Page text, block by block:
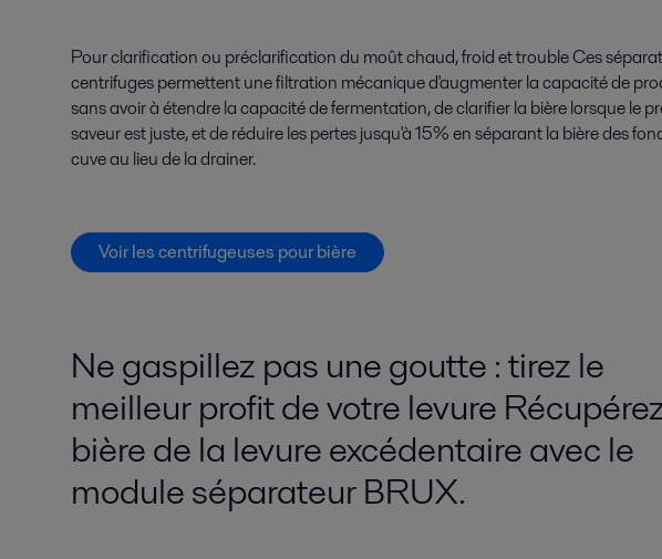
Pour clarification ou préclarification du moût chaud, froid et trouble Ces
centrifuges permettent une filtration mécanique d'augmenter la capacité de
sans avoir à étendre la capacité de fermentation, de clarifier la bière lorsque le
saveur est juste, et de réduire les pertes jusqu'à 15% en séparant la bière des
cuve au lieu de la drainer.
Voir les centrifugeuses pour bière
Ne gaspillez pas une goutte : tirez le
meilleur profit de votre levure
bière de la levure excédentaire avec le
module séparateur BRUX.